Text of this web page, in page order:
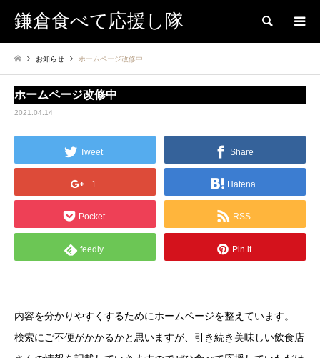
鎌倉食べて応援し隊 検索
お知らせ ホームページ改修中
ホームページ改修中
2021.04.14
Tweet Share
+1 Hatena
Pocket RSS
feedly Pin it
内容を分かりやすくするためにホームページを整えています。
検索にご不便がかかるかと思いますが、引き続き美味しい飲食店